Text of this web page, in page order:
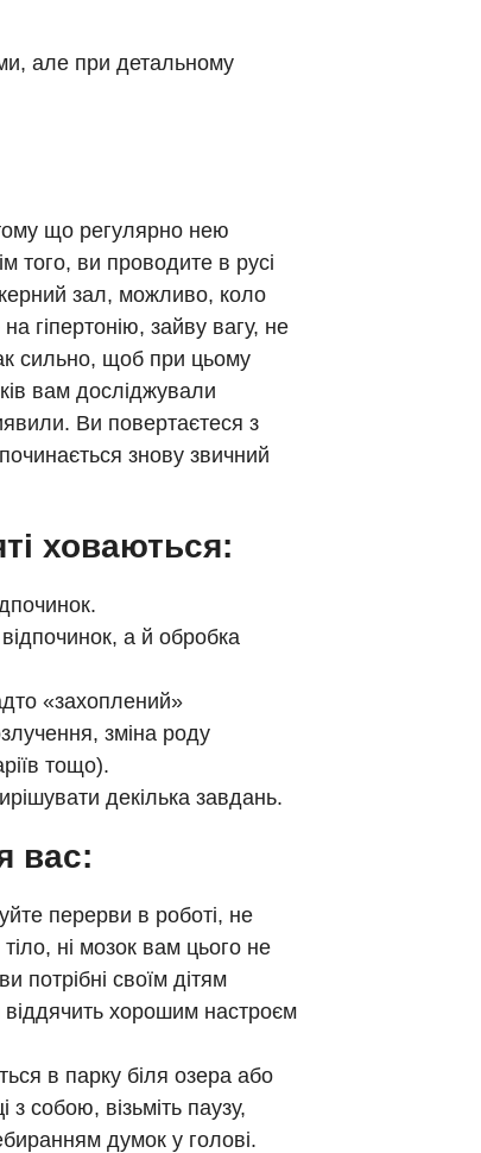
але при детальному
що регулярно нею
того, ви проводите в русі
зал, можливо, коло
гіпертонію, зайву вагу, не
сильно, щоб при цьому
вам досліджували
Ви повертаєтеся з
знову звичний
ховаються:
а й обробка
«захоплений»
зміна роду
тощо).
декілька завдань.
вас:
перерви в роботі, не
ні мозок вам цього не
потрібні своїм дітям
хорошим настроєм
в парку біля озера або
собою, візьміть паузу,
думок у голові.